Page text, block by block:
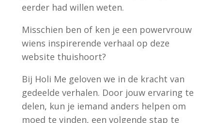
eerder had willen weten.
Misschien ben of ken je een powervrouw
wiens inspirerende verhaal op deze
website thuishoort?
Bij Holi Me geloven we in de kracht van
gedeelde verhalen. Door jouw ervaring te
delen, kun je iemand anders helpen om
moed te vinden, een volgende stap te